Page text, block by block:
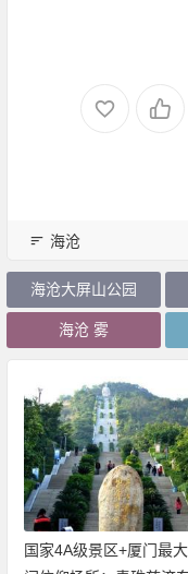
海沧
海沧大屏山公园
海沧 雾
国家4A级景区+厦门最